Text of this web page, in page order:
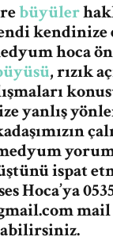
büyüler
hoca
, rızık
yanlış
ispat
mail